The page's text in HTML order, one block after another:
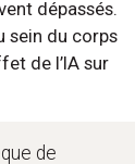
dépassés.
sein du corps
de l’IA sur
de